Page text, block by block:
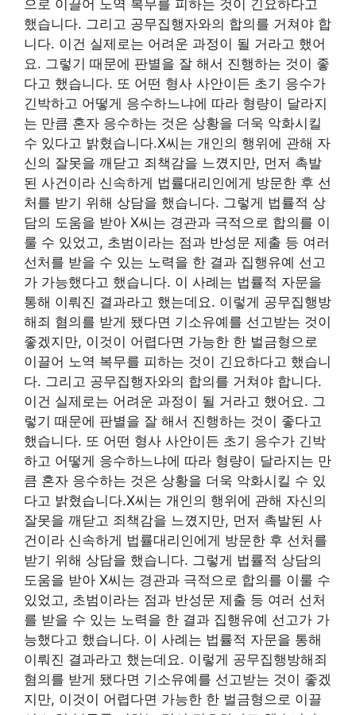
으로 이끌어 노역 복무를 피하는 것이 긴요하다고
했습니다. 그리고 공무집행자와의 합의를 거쳐야 합
니다. 이건 실제로는 어려운 과정이 될 거라고 했어
요. 그렇기 때문에 판별을 잘 해서 진행하는 것이 좋
다고 했습니다. 또 어떤 형사 사안이든 초기 응수가
긴박하고 어떻게 응수하느냐에 따라 형량이 달라지
는 만큼 혼자 응수하는 것은 상황을 더욱 악화시킬
수 있다고 밝혔습니다.X씨는 개인의 행위에 관해 자
신의 잘못을 깨닫고 죄책감을 느꼈지만, 먼저 촉발
된 사건이라 신속하게 법률대리인에게 방문한 후 선
처를 받기 위해 상담을 했습니다. 그렇게 법률적 상
담의 도움을 받아 X씨는 경관과 극적으로 합의를 이
룰 수 있었고, 초범이라는 점과 반성문 제출 등 여러
선처를 받을 수 있는 노력을 한 결과 집행유예 선고
가 가능했다고 했습니다. 이 사례는 법률적 자문을
통해 이뤄진 결과라고 했는데요. 이렇게 공무집행방
해죄 혐의를 받게 됐다면 기소유예를 선고받는 것이
좋겠지만, 이것이 어렵다면 가능한 한 벌금형으로
이끌어 노역 복무를 피하는 것이 긴요하다고 했습니
다. 그리고 공무집행자와의 합의를 거쳐야 합니다.
이건 실제로는 어려운 과정이 될 거라고 했어요. 그
렇기 때문에 판별을 잘 해서 진행하는 것이 좋다고
했습니다. 또 어떤 형사 사안이든 초기 응수가 긴박
하고 어떻게 응수하느냐에 따라 형량이 달라지는 만
큼 혼자 응수하는 것은 상황을 더욱 악화시킬 수 있
다고 밝혔습니다.X씨는 개인의 행위에 관해 자신의
잘못을 깨닫고 죄책감을 느꼈지만, 먼저 촉발된 사
건이라 신속하게 법률대리인에게 방문한 후 선처를
받기 위해 상담을 했습니다. 그렇게 법률적 상담의
도움을 받아 X씨는 경관과 극적으로 합의를 이룰 수
있었고, 초범이라는 점과 반성문 제출 등 여러 선처
를 받을 수 있는 노력을 한 결과 집행유예 선고가 가
능했다고 했습니다. 이 사례는 법률적 자문을 통해
이뤄진 결과라고 했는데요. 이렇게 공무집행방해죄
혐의를 받게 됐다면 기소유예를 선고받는 것이 좋겠
지만, 이것이 어렵다면 가능한 한 벌금형으로 이끌